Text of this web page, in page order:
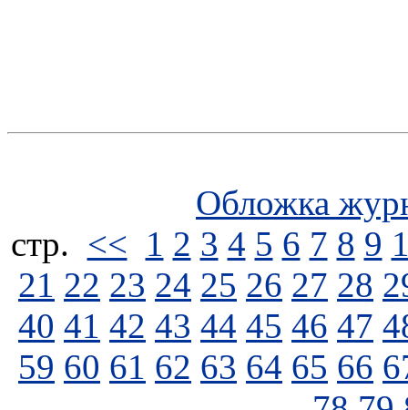
Обложка
стp. << 1 2 3 4 5 6 7 8 9
21 22 23 24 25 26 27 28
40 41 42 43 44 45 46 47
59 60 61 62 63 64 65 66